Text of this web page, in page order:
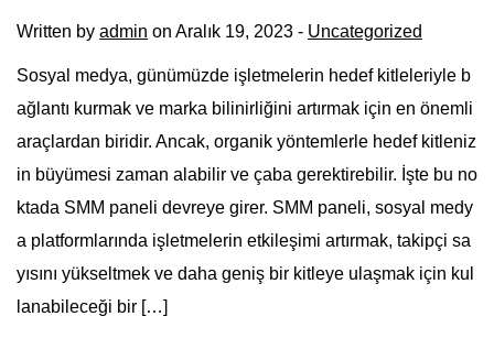
Written by admin on Aralık 19, 2023 - Uncategorized
Sosyal medya, günümüzde işletmelerin hedef kitleleriyle b
ağlantı kurmak ve marka bilinirliğini artırmak için en önemli
araçlardan biridir. Ancak, organik yöntemlerle hedef kitleniz
in büyümesi zaman alabilir ve çaba gerektirebilir. İşte bu no
ktada SMM paneli devreye girer. SMM paneli, sosyal medy
a platformlarında işletmelerin etkileşimi artırmak, takipçi sa
yısını yükseltmek ve daha geniş bir kitleye ulaşmak için kul
lanabileceği bir […]